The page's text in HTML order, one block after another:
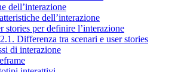
dell’interazione
dell’interazione
stories per definire l’interazione
Differenza tra scenari e user stories
di interazione